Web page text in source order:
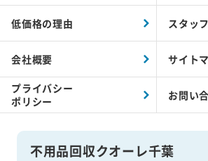
不用品回収クオーレ千葉
低価格の理由 スタッ
会社概要 サイト
プライバシー
ポリシー
お問い